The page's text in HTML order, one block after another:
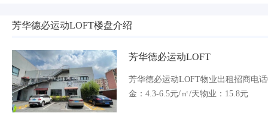
芳华德必运动LOFT楼盘介绍
芳华德必运动LOFT
芳华德必运动LOFT物业出租招商电
金：4.3-6.5元/㎡/天物业：15.8元